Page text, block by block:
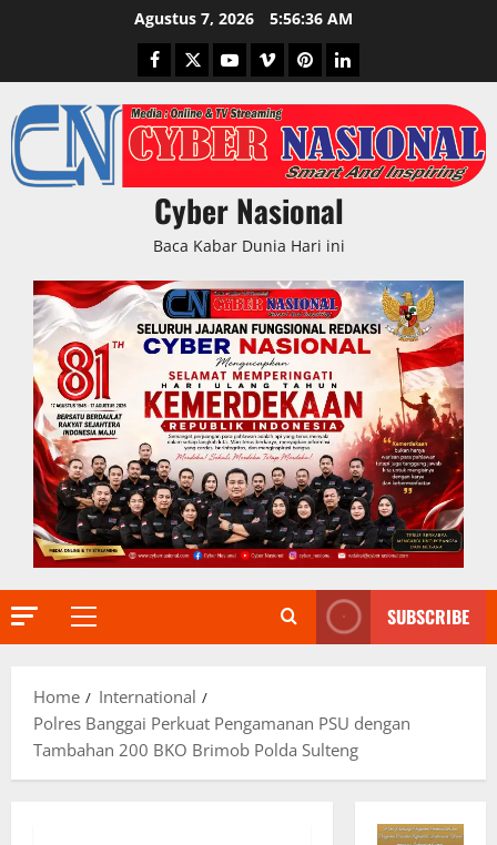
Agustus 7, 2026 5:56:37 AM
Facebook
TwitterYoutubeVimeoPinterestLinkedIn
Cyber Nasional
Baca Kabar Dunia Hari ini
Primary
SUBSCRIBE
Home
International
Polres Banggai Perkuat Pengamanan PSU dengan
Tambahan 200 BKO Brimob Polda Sulteng